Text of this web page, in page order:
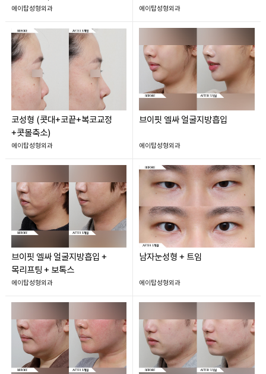
에이탑성형외과 에이탑성형외과
코성형 (콧대+코끝+복코교정
+콧볼축소)
에이탑성형외과
브이핏 엘싸 얼굴지방흡입
에이탑성형외과
브이핏 엘싸 얼굴지방흡입 +
목리프팅 + 보톡스
에이탑성형외과
남자눈성형 + 트임
에이탑성형외과